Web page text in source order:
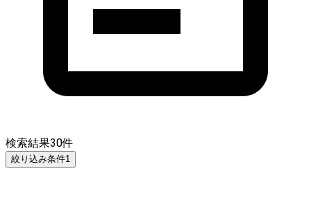
検索結果30件
絞り込み条件1